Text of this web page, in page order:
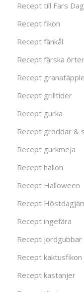
Recept till Fars Dag
Recept fikon
Recept fänkål
Recept färska örter
Recept
Recept grilltider
Recept gurka
Recept groddar &
Recept gurkmeja
Recept hallon
Recept Halloween
Recept
Recept ingefära
Recept jordgubbar
Recept kaktusfikon
Recept kastanjer